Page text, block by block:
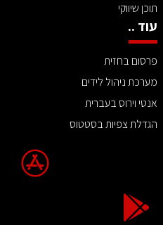
תוכן שיווקי
עוד ..
פרסום בחזית
מערכת ניהול לידים
אנטי וירוס בעברית
הגדלת צפיות בסטטוס